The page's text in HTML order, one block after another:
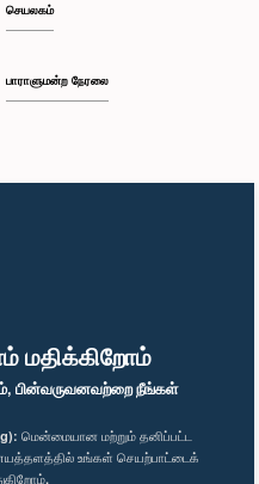
மதிக்கிறோம்
பின்வருவனவற்றை நீங்கள்
மென்மையான மற்றும் தனிப்பட்ட
உங்கள் செயற்பாட்டைக்
செயலகம்
பாராளுமன்ற நேரலை